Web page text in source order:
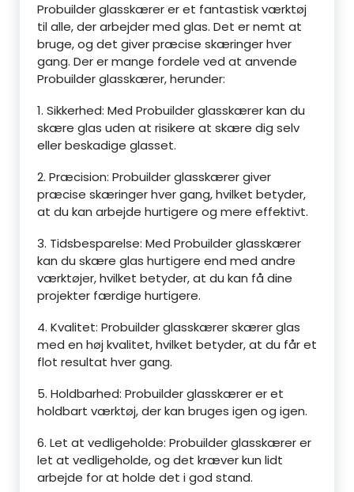
Probuilder glasskærer er et fantastisk værktøj
til alle, der arbejder med glas. Det er nemt at
bruge, og det giver præcise skæringer hver
gang. Der er mange fordele ved at anvende
Probuilder glasskærer, herunder:
1. Sikkerhed: Med Probuilder glasskærer kan du
skære glas uden at risikere at skære dig selv
eller beskadige glasset.
2. Præcision: Probuilder glasskærer giver
præcise skæringer hver gang, hvilket betyder,
at du kan arbejde hurtigere og mere effektivt.
3. Tidsbesparelse: Med Probuilder glasskærer
kan du skære glas hurtigere end med andre
værktøjer, hvilket betyder, at du kan få dine
projekter færdige hurtigere.
4. Kvalitet: Probuilder glasskærer skærer glas
med en høj kvalitet, hvilket betyder, at du får et
flot resultat hver gang.
5. Holdbarhed: Probuilder glasskærer er et
holdbart værktøj, der kan bruges igen og igen.
6. Let at vedligeholde: Probuilder glasskærer er
let at vedligeholde, og det kræver kun lidt
arbejde for at holde det i god stand.